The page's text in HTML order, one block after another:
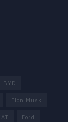
BYD
Elon Musk
Ford